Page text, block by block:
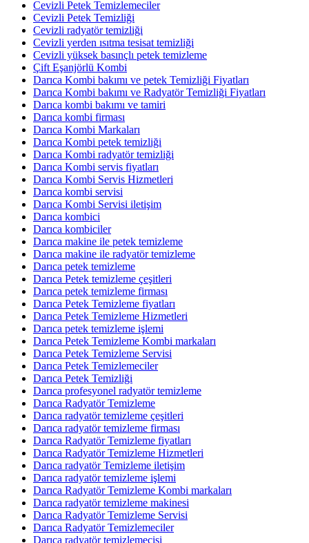
Cevizli Petek Temizlemeciler
Cevizli Petek Temizliği
Cevizli radyatör temizliği
Cevizli yerden ısıtma tesisat temizliği
Cevizli yüksek basınçlı petek temizleme
Çift Eşanjörlü Kombi
Darıca Kombi bakımı ve petek Temizliği Fiyatları
Darıca Kombi bakımı ve Radyatör Temizliği Fiyatları
Darıca kombi bakımı ve tamiri
Darıca kombi firması
Darıca Kombi Markaları
Darıca Kombi petek temizliği
Darıca Kombi radyatör temizliği
Darıca Kombi servis fiyatları
Darıca Kombi Servis Hizmetleri
Darıca kombi servisi
Darıca Kombi Servisi iletişim
Darıca kombici
Darıca kombiciler
Darıca makine ile petek temizleme
Darıca makine ile radyatör temizleme
Darıca petek temizleme
Darıca Petek temizleme çeşitleri
Darıca petek temizleme firması
Darıca Petek Temizleme fiyatları
Darıca Petek Temizleme Hizmetleri
Darıca petek temizleme işlemi
Darıca Petek Temizleme Kombi markaları
Darıca Petek Temizleme Servisi
Darıca Petek Temizlemeciler
Darıca Petek Temizliği
Darıca profesyonel radyatör temizleme
Darıca Radyatör Temizleme
Darıca radyatör temizleme çeşitleri
Darıca radyatör temizleme firması
Darıca Radyatör Temizleme fiyatları
Darıca Radyatör Temizleme Hizmetleri
Darıca radyatör Temizleme iletişim
Darıca radyatör temizleme işlemi
Darıca Radyatör Temizleme Kombi markaları
Darıca radyatör temizleme makinesi
Darıca Radyatör Temizleme Servisi
Darıca Radyatör Temizlemeciler
Darıca radyatör temizlemecisi